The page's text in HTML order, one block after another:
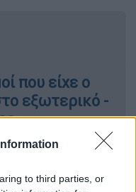
to third parties, or
που είχε ο
εξωτερικό -